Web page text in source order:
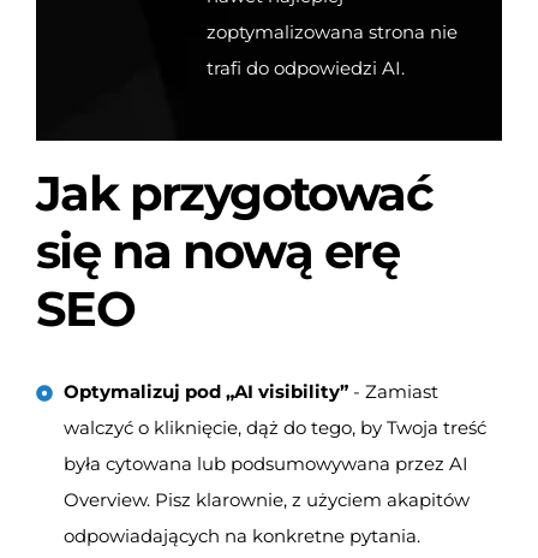
zoptymalizowana strona nie
trafi do odpowiedzi AI.
Jak przygotować
się na nową erę
SEO
Optymalizuj pod „AI visibility”- Zamiast
walczyć o kliknięcie, dąż do tego, by Twoja treść
była cytowana lub podsumowywana przez AI
Overview. Pisz klarownie, z użyciem akapitów
odpowiadających na konkretne pytania.